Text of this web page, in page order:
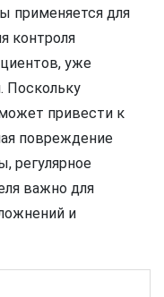
применяется для
контроля
уже
Поскольку
привести к
повреждение
регулярное
важно для
и